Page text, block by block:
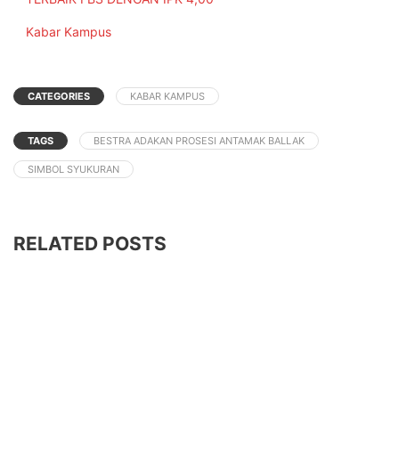
In relation to
Kabar Kampus
CATEGORIES KABAR KAMPUS
TAGS BESTRA ADAKAN PROSESI ANTAMAK BALLAK
SIMBOL SYUKURAN
RELATED POSTS